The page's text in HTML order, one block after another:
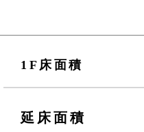
1F床面積
延床面積